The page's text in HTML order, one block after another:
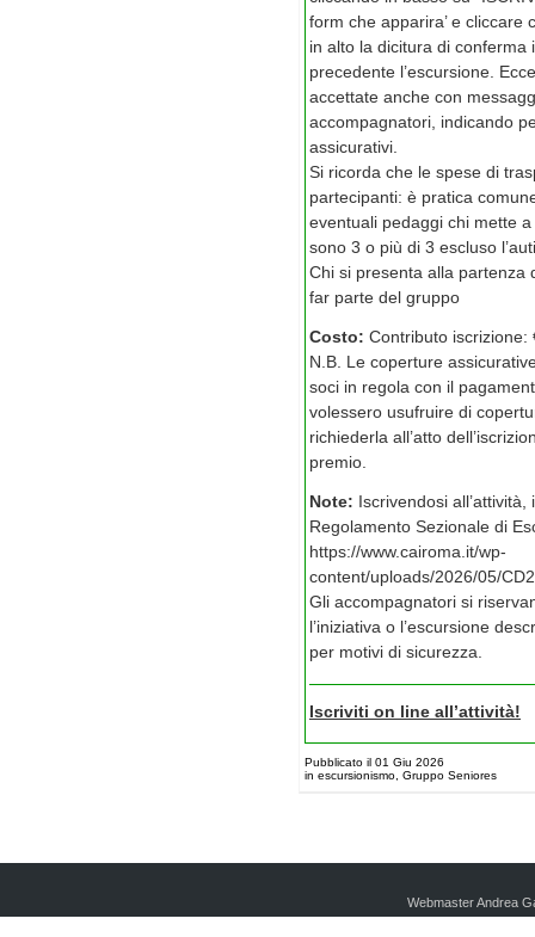
form che apparira’ e cliccare
in alto la dicitura di
precedente l’escursione.
accettate anche con
accompagnatori, indicando
assicurativi.
Si ricorda che le spese di
partecipanti: è pratica
eventuali pedaggi chi mette
sono 3 o più di 3 escluso
Chi si presenta alla partenza
far parte del gruppo
Costo: Contributo iscrizione:
N.B. Le coperture
soci in regola con il
volessero usufruire di
richiederla all’atto
premio.
Note: Iscrivendosi
Regolamento Sezionale di
https://www.cairoma.it/wp-
content/uploads/2026/05/
Gli accompagnatori si
l’iniziativa o l’escursione
per motivi di sicurezza.
Iscriviti on line all’attività!
Pubblicato il 01 Giu 2026
in escursionismo, Gruppo Seniores
Webmaster Andrea